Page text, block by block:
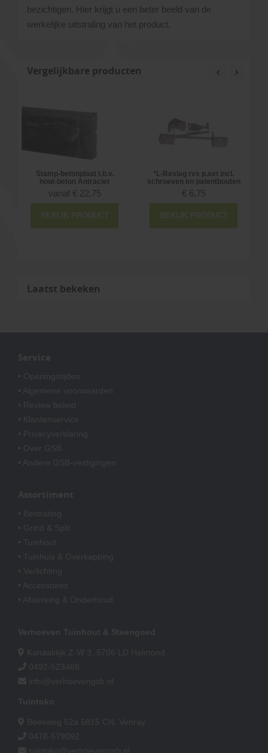
bezichtigen. Hier krijgt u een beter beeld van de
werkelijke uitstraling van het product.
Vergelijkbare producten
Stamp-betonplaat t.b.v.
hout-beton Antraciet
vanaf € 22,75
BEKIJK PRODUCT
*L-Beslag rvs p.set incl.
schroeven en patentbouten
€ 6,75
BEKIJK PRODUCT
Laatst bekeken